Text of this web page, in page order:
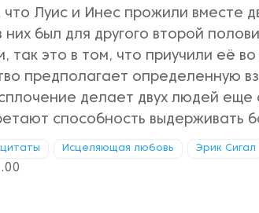
что Луис и Инес прожили вместе
них был для другого второй
так это в том, что приучили её
предполагает определенную
делает двух людей
способность выдерживать
Исцеляющая любовь Эрик Сигал